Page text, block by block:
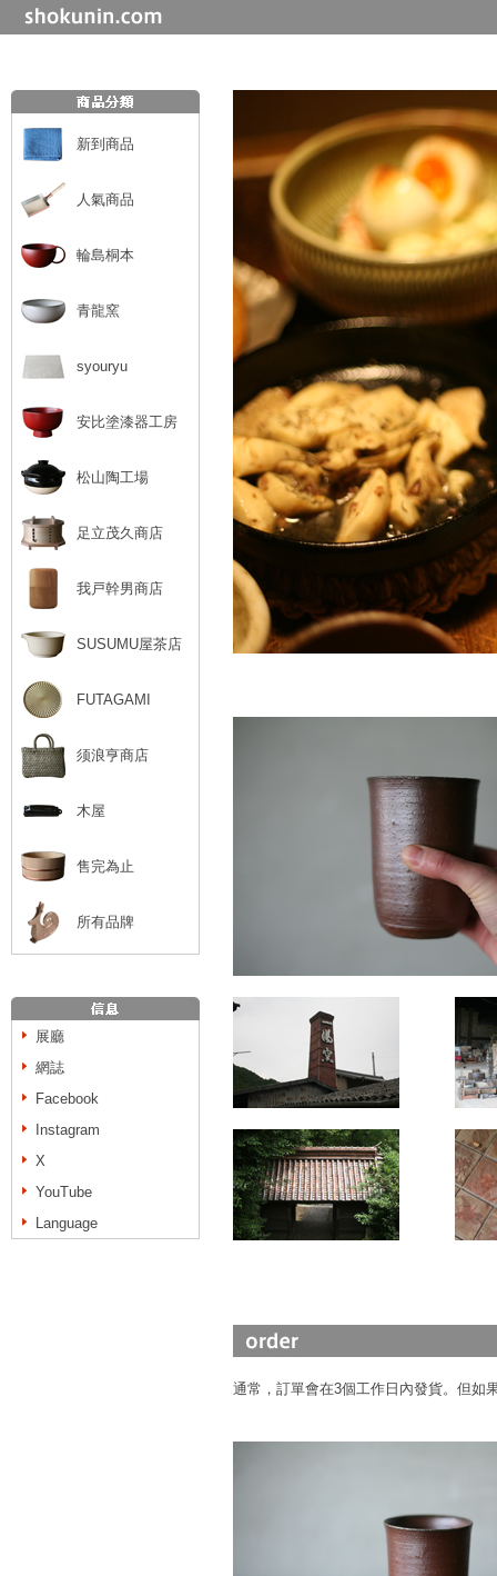
新到商品
人氣商品
輪島桐本
青龍窯
syouryu
安比塗漆器工房
松山陶工場
足立茂久商店
我戸幹男商店
SUSUMU屋茶店
FUTAGAMI
须浪亨商店
木屋
售完為止
所有品牌
展廳
網誌
Facebook
Instagram
X
YouTube
Language
通常，訂單會在3個工作日內發貨。但如